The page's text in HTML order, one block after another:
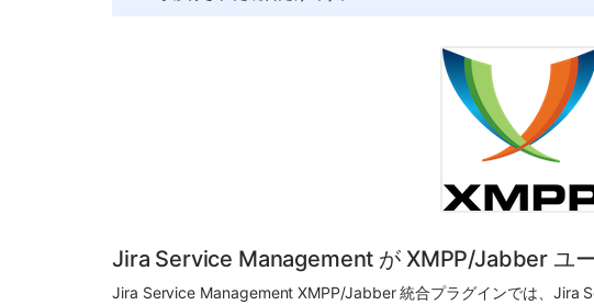
Jira Service Management が XMPP/Jabber ユ
Jira Service Management XMPP/Jabber 統合プラグインでは、 Jira